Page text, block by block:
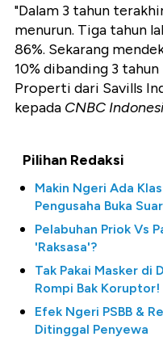
"Dalam 3 tahun
menurun. Tiga tahun
86%. Sekarang
10% dibanding 3
Properti dari Savills
kepada CNBC
Pilihan Redaksi
Makin Ngeri Ada
Pengusaha Buka
Pelabuhan Priok Vs
'Raksasa'?
Tak Pakai Masker di
Rompi Bak Koruptor!
Efek Ngeri PSBB &
Ditinggal Penyewa